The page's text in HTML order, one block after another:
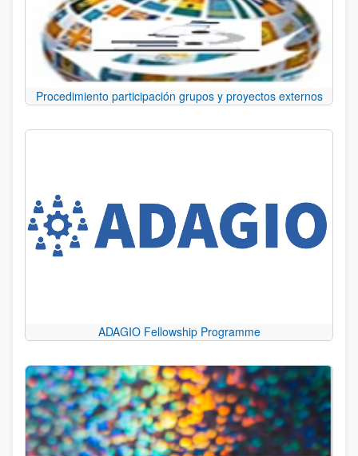
Procedimiento participación grupos y proyectos externos
ADAGIO Fellowship Programme